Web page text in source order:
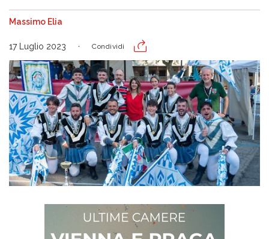
Massimo Elia
17 Luglio 2023 Condividi